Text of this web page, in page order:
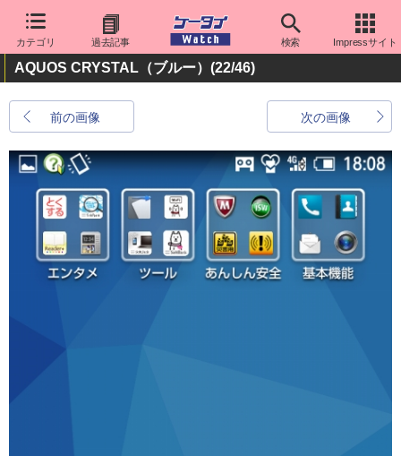
カテゴリ 過去記事 検索 Impressサイト
AQUOS CRYSTAL（ブルー） (22/46)
前の画像 次の画像